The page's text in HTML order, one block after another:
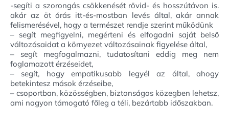
-segíti a szorongás csökkenését rövid- és hosszútávon is.
akár az öt órás itt-és-mostban levés által, akár annak
felismerésével, hogy a természet rendje szerint működünk
– segít megfigyelni, megérteni és elfogadni saját belső
változásaidat a környezet változásainak figyelése által,
– segít megfogalmazni, tudatosítani eddig meg nem
foglamazott érzéseidet,
– segít, hogy empatikusabb legyél az által, ahogy
betekintesz mások érzéseibe,
– csoportban, közösségben, biztonságos közegben lehetsz,
ami nagyon támogató főleg a téli, bezártabb időszakban.